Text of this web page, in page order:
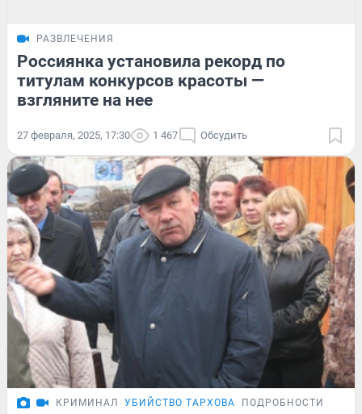
РАЗВЛЕЧЕНИЯ
Россиянка установила рекорд по
титулам конкурсов красоты —
взгляните на нее
27 февраля, 2025, 17:30 1 467 Обсудить
КРИМИНАЛ УБИЙСТВО ТАРХОВА ПОДРОБНОСТИ